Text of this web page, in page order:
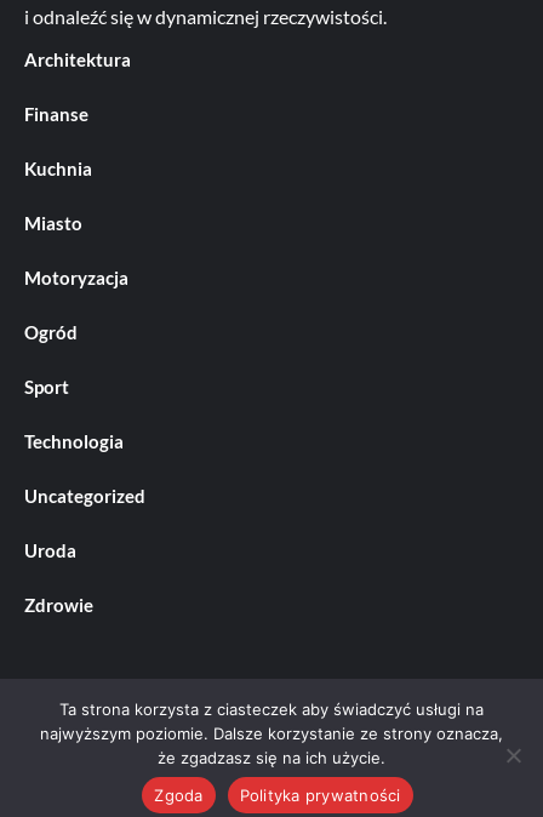
i odnaleźć się w dynamicznej rzeczywistości.
Architektura
Finanse
Kuchnia
Miasto
Motoryzacja
Ogród
Sport
Technologia
Uncategorized
Uroda
Zdrowie
Prawa autorskie &kopia; Wszelkie prawa zastrzeżone.
CoverNewsautorstwa AF themes
Ta strona korzysta z ciasteczek aby świadczyć usługi na
najwyższym poziomie. Dalsze korzystanie ze strony oznacza,
że zgadzasz się na ich użycie.
Zgoda
Polityka prywatności